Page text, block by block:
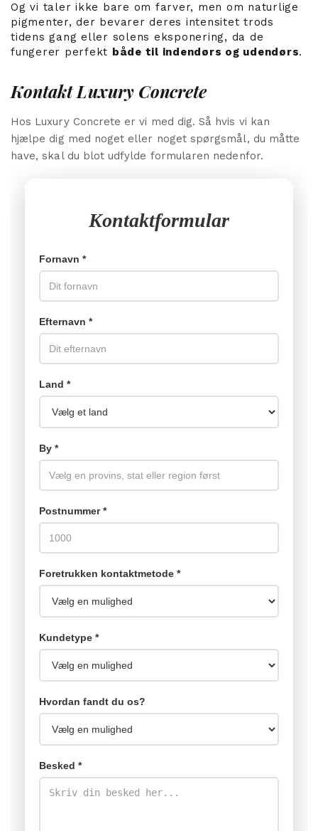
Og vi taler ikke bare om farver, men om naturlige
pigmenter, der bevarer deres intensitet trods
tidens gang eller solens eksponering, da de
fungerer perfekt både til indendørs og udendørs.
Kontakt Luxury Concrete
Hos Luxury Concrete er vi med dig. Så hvis vi kan
hjælpe dig med noget eller noget spørgsmål, du måtte
have, skal du blot udfylde formularen nedenfor.